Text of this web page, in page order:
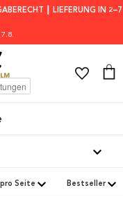
┃ LIEFERUNG IN 2–7